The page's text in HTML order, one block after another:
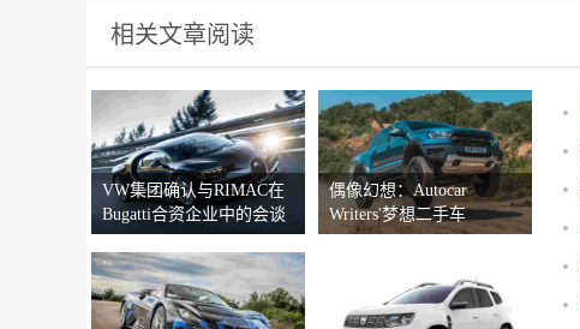
相关文章阅读
VW集团确认与RIMAC在
Bugatti合资企业中的会谈
偶像幻想：Autocar
Writers'梦想二手车